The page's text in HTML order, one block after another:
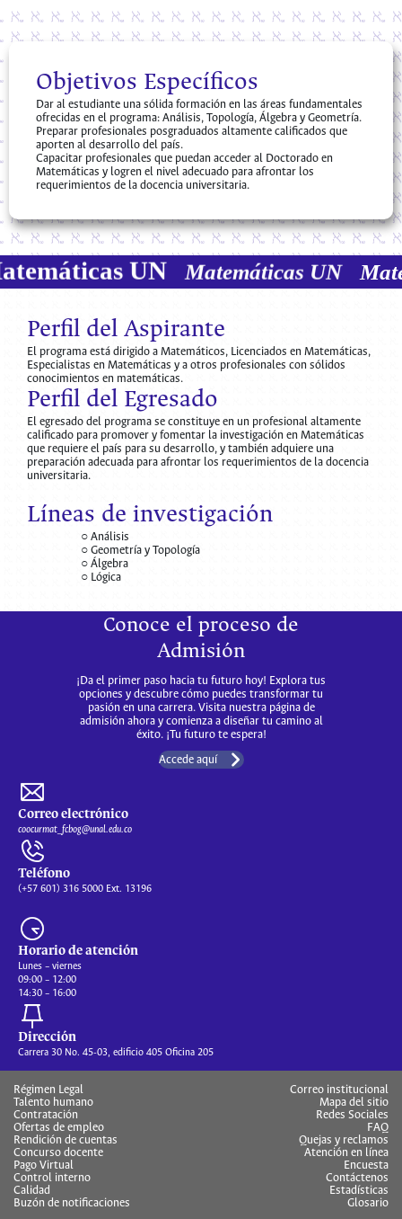
Objetivos Específicos
Dar al estudiante una sólida formación en las áreas fundamentales
ofrecidas en el programa: Análisis, Topología, Álgebra y Geometría.
Preparar profesionales posgraduados altamente calificados que
aporten al desarrollo del país.
Capacitar profesionales que puedan acceder al Doctorado en
Matemáticas y logren el nivel adecuado para afrontar los
requerimientos de la docencia universitaria.
UN Matemáticas UN
Perfil del Aspirante
El programa está dirigido a Matemáticos, Licenciados en Matemáticas,
Especialistas en Matemáticas y a otros profesionales con sólidos
conocimientos en matemáticas.
Perfil del Egresado
El egresado del programa se constituye en un profesional altamente
calificado para promover y fomentar la investigación en Matemáticas
que requiere el país para su desarrollo, y también adquiere una
preparación adecuada para afrontar los requerimientos de la docencia
universitaria.
Líneas de investigación
○ Análisis
○ Geometría y Topología
○ Álgebra
○ Lógica
Conoce el proceso de
Admisión
¡Da el primer paso hacia tu futuro hoy! Explora tus
opciones y descubre cómo puedes transformar tu
pasión en una carrera. Visita nuestra página de
admisión ahora y comienza a diseñar tu camino al
éxito. ¡Tu futuro te espera!
Accede aquí
Correo electrónico
coocurmat_fcbog@unal.edu.co
Teléfono
(+57 601) 316 5000 Ext. 13196
Horario de atención
Lunes – viernes
09:00 – 12:00
14:30 – 16:00
Dirección
Carrera 30 No. 45-03, edificio 405 Oficina 205
Régimen Legal
Talento humano
Contratación
Ofertas de empleo
Rendición de cuentas
Concurso docente
Pago Virtual
Control interno
Calidad
Buzón de notificaciones
Correo institucional
Mapa del sitio
Redes Sociales
FAQ
Quejas y reclamos
Atención en línea
Encuesta
Contáctenos
Estadísticas
Glosario